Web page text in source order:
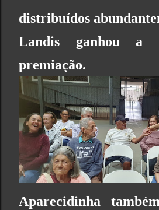
distribuídos
Landis ganhou a
premiação.
Aparecidinha